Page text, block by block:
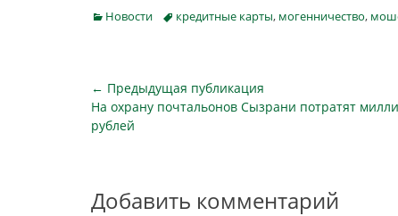
июню подключить к сервису более
Categories
Новости Tagsкредитные карты, могенничество,
Навигация
по
← Предыдущая публикация
Предыдущая
публикация
На охрану почтальонов Сызрани потратят
рублей
Добавить комментарий